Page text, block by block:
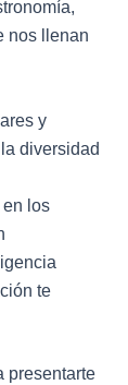
nos llenan
y
diversidad
en los
te
presentarte